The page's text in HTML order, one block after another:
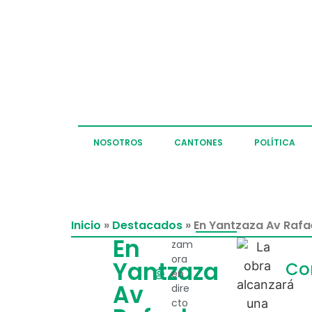
NOSOTROS CANTONES POLÍTICA
Inicio » Destacados » En Yantzaza Av
En
Yantzaza
Av
zam
ora
en
dire
cto